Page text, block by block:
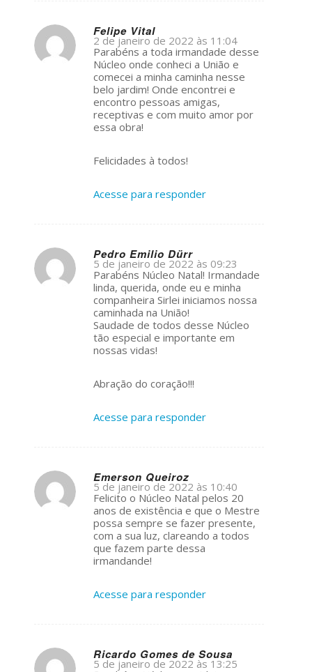
Felipe Vital
s
ays:
2 de janeiro de 2022 às 11:04
Parabéns a toda irmandade desse
Núcleo onde conheci a União e
comecei a minha caminha nesse
belo jardim! Onde encontrei e
encontro pessoas amigas,
receptivas e com muito amor por
essa obra!
Felicidades à todos!
Acesse para responder
Pedro Emilio Dürr
s
ays:
5 de janeiro de 2022 às 09:23
Parabéns Núcleo Natal! Irmandade
linda, querida, onde eu e minha
companheira Sirlei iniciamos nossa
caminhada na União!
Saudade de todos desse Núcleo
tão especial e importante em
nossas vidas!
Abração do coração!!!
Acesse para responder
Emerson Queiroz
s
ays:
5 de janeiro de 2022 às 10:40
Felicito o Núcleo Natal pelos 20
anos de existência e que o Mestre
possa sempre se fazer presente,
com a sua luz, clareando a todos
que fazem parte dessa
irmandande!
Acesse para responder
Ricardo Gomes de Sousa
5 de janeiro de 2022 às 13:25